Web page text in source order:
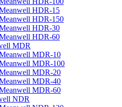
HDR-15
HDR-150
HDR-30
HDR-60
MDR
MDR-10
MDR-100
MDR-20
MDR-40
MDR-60
NDR